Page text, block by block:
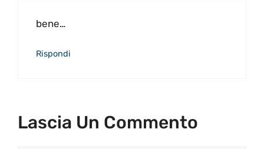
bene…
Rispondi
Lascia Un Commento